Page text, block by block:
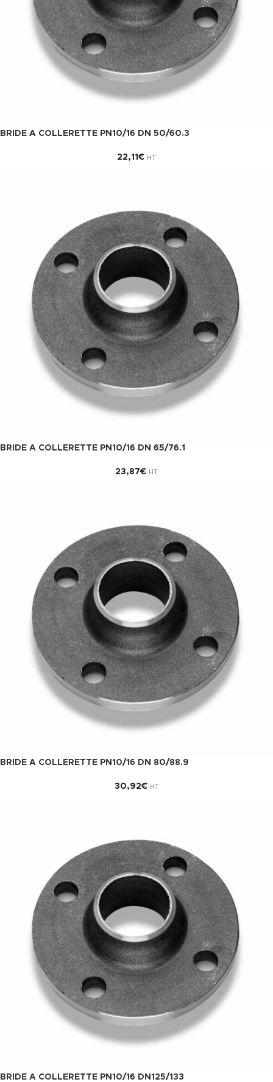
BRIDE A COLLERETTE PN10/16 DN 50/60.3
22,11 € HT
BRIDE A COLLERETTE PN10/16 DN 65/76.1
23,87€ HT
BRIDE A COLLERETTE PN10/16 DN 80/88.9
30,92€ HT
BRIDE A COLLERETTE PN10/16 DN125/133